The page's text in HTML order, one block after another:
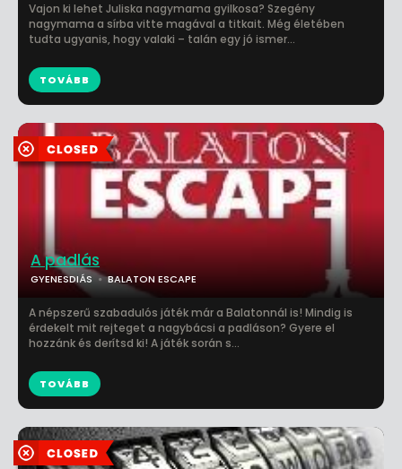
Vajon ki lehet Juliska nagymama gyilkosa? Szegény
nagymama a sírba vitte magával a titkait. Még életében
tudta ugyanis, hogy valaki – talán egy jó ismer...
TOVÁBB
A padlás
GYENESDIÁS BALATON ESCAPE
A népszerű szabadulós játék már a Balatonnál is! Mindig is
érdekelt mit rejteget a nagybácsi a padláson? Gyere el
hozzánk és derítsd ki! A játék során s...
TOVÁBB